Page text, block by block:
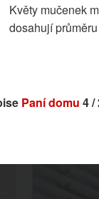
Květy mučenek
dosahují
Paní domu 4 /